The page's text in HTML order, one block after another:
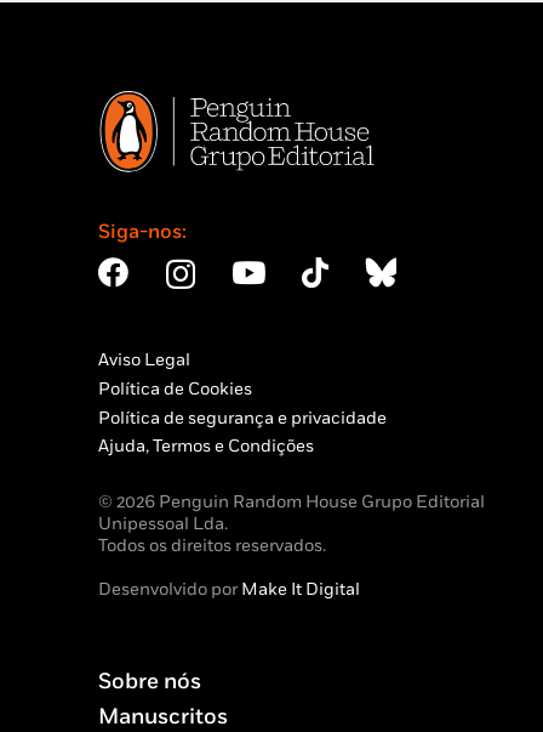
Siga-nos:
Aviso Legal
Política de Cookies
Política de segurança e privacidade
Ajuda, Termos e Condições
© 2026 Penguin Random House Grupo Editorial
Unipessoal Lda.
Todos os direitos reservados.
Desenvolvido porMake It Digital
Sobre nós
Manuscritos